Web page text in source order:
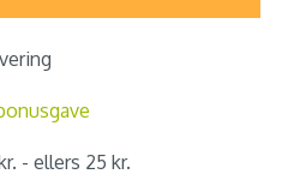
- ellers 25 kr.